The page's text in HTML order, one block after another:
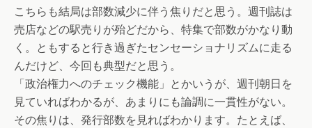
こちらも結局は部数減少に伴う焦りだと思う。週刊誌は
売店などの駅売りが殆どだから、特集で部数がかなり動
く。ともすると行き過ぎたセンセーショナリズムに走る
んだけど、今回も典型だと思う。
「政治権力へのチェック機能」とかいうが、週刊朝日を
見ていればわかるが、あまりにも論調に一貫性がない。
その焦りは、発行部数を見ればわかります。たとえば、